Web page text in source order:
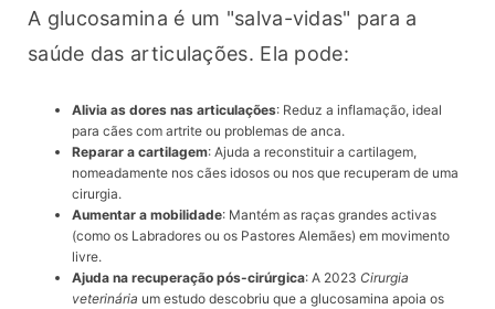
A glucosamina é um "salva-vidas" para a
saúde das articulações. Ela pode:
Alivia as dores nas articulações: Reduz a inflamação, ideal
para cães com artrite ou problemas de anca.
Reparar a cartilagem: Ajuda a reconstituir a cartilagem,
nomeadamente nos cães idosos ou nos que recuperam de uma
cirurgia.
Aumentar a mobilidade: Mantém as raças grandes activas
(como os Labradores ou os Pastores Alemães) em movimento
livre.
Ajuda na recuperação pós-cirúrgica: A 2023 Cirurgia
veterinária um estudo descobriu que a glucosamina apoia os